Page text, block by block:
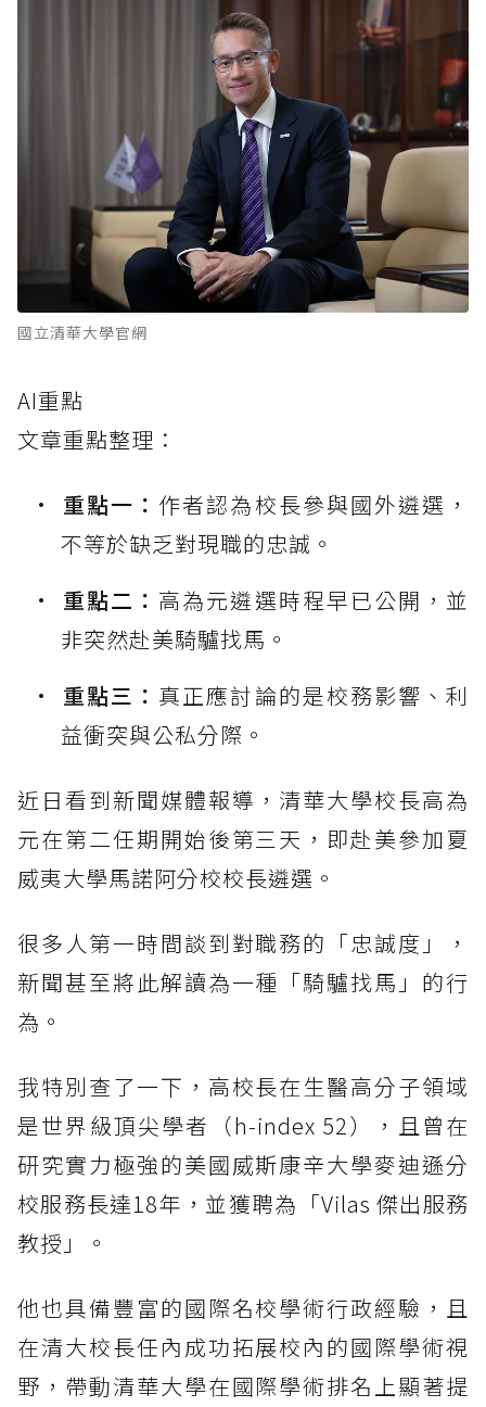
國立清華大學官網
AI重點
文章重點整理：
重點一： 作者認為校長參與國外遴選，
不等於缺乏對現職的忠誠。
重點二： 高為元遴選時程早已公開，並
非突然赴美騎驢找馬。
重點三： 真正應討論的是校務影響、利
益衝突與公私分際。
近日看到新聞媒體報導，清華大學校長高為
元在第二任期開始後第三天，即赴美參加夏
威夷大學馬諾阿分校校長遴選。
很多人第一時間談到對職務的「忠誠度」，
新聞甚至將此解讀為一種「騎驢找馬」的行
為。
我特別查了一下，高校長在生醫高分子領域
是世界級頂尖學者（h-index 52），且曾在
研究實力極強的美國威斯康辛大學麥迪遜分
校服務長達18年，並獲聘為「Vilas 傑出服務
教授」。
他也具備豐富的國際名校學術行政經驗，且
在清大校長任內成功拓展校內的國際學術視
野，帶動清華大學在國際學術排名上顯著提